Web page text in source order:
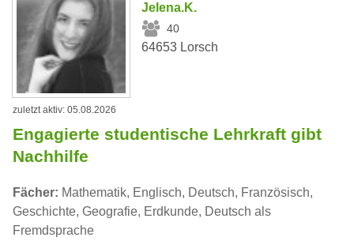
Jelena.K.
40
64653 Lorsch
zuletzt aktiv: 05.08.2026
Engagierte studentische Lehrkraft gibt
Nachhilfe
Fächer: Mathematik, Englisch, Deutsch, Französisch,
Geschichte, Geografie, Erdkunde, Deutsch als
Fremdsprache